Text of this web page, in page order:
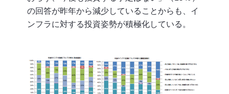
の回答が昨年から減少していることからも、イ
ンフラに対する投資姿勢が積極化している。